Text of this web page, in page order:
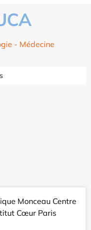
- Médecine
Monceau Centre
Cœur Paris